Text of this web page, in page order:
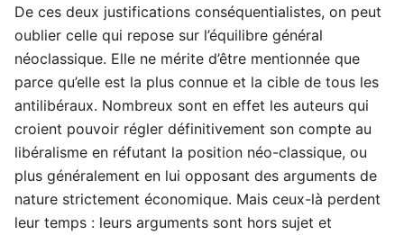
De ces deux justifications conséquentialistes, on peut
oublier celle qui repose sur l’équilibre général
néoclassique. Elle ne mérite d’être mentionnée que
parce qu’elle est la plus connue et la cible de tous les
antilibéraux. Nombreux sont en effet les auteurs qui
croient pouvoir régler définitivement son compte au
libéralisme en réfutant la position néo-classique, ou
plus généralement en lui opposant des arguments de
nature strictement économique. Mais ceux-là perdent
leur temps : leurs arguments sont hors sujet et